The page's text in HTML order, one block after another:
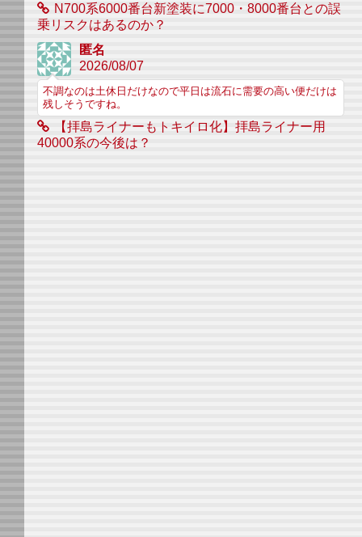
N700系6000番台新塗装に7000・8000番台との誤
乗リスクはあるのか？
匿名
2026/08/07
不調なのは土休日だけなので平日は流石に需要の高い便だけは
残しそうですね。
【拝島ライナーもトキイロ化】拝島ライナー用
40000系の今後は？